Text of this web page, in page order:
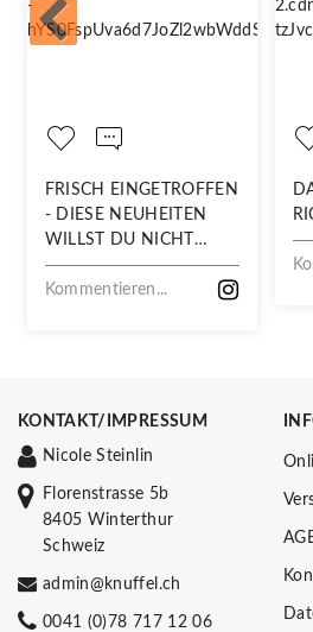
FRISCH EINGETROFFEN
- DIESE NEUHEITEN
WILLST DU NICHT
VERPASSEN!
Kommentieren...
KONTAKT/IMPRESSUM
Nicole Steinlin
Florenstrasse 5b
8405 Winterthur
Schweiz
admin@knuffel.ch
0041 (0)78 717 12 06